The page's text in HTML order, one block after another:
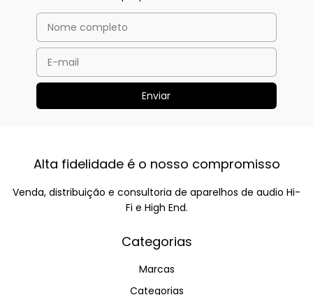
Alta fidelidade é o nosso compromisso
Venda, distribuição e consultoria de aparelhos de audio Hi-
Fi e High End.
Categorias
Marcas
Categorias